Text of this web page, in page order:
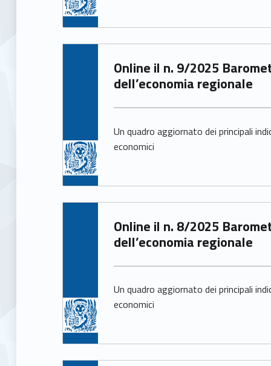
Online il n. 9/2025 Barometro
dell’economia regionale
Un quadro aggiornato dei principali
economici
Online il n. 8/2025 Barometro
dell’economia regionale
Un quadro aggiornato dei principali
economici